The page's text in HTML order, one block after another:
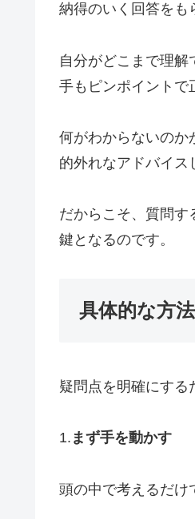
納得のいく回答をも
自分がどこまで理
手もピンポイントで
何がわからないのか
的外れなアドバイス
だからこそ、質問す
鍵となるのです。
具体的な方法
疑問点を明確にする
1. まず手を動かす
頭の中で考えるだけ